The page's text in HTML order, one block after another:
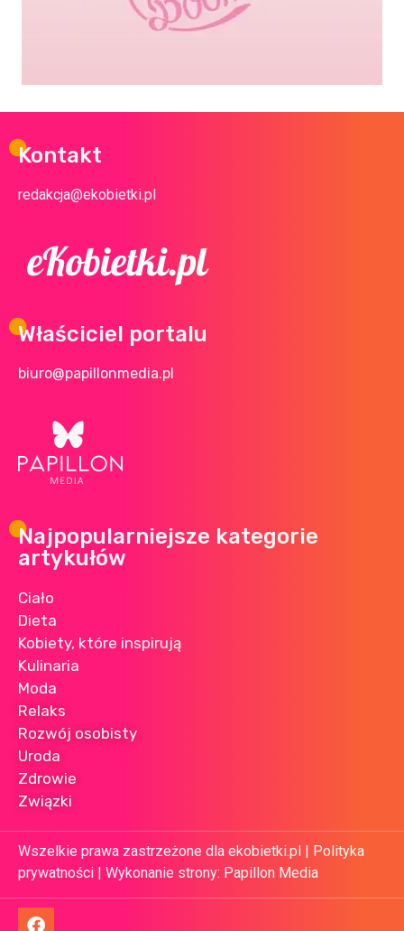
Kontakt
redakcja@ekobietki.pl
Właściciel portalu
biuro@papillonmedia.pl
Najpopularniejsze kategorie
artykułów
Ciało
Dieta
Kobiety, które inspirują
Kulinaria
Moda
Relaks
Rozwój osobisty
Uroda
Zdrowie
Związki
Wszelkie prawa zastrzeżone dla ekobietki.pl |
Polityka
prywatności | Wykonanie strony: Papillon Media